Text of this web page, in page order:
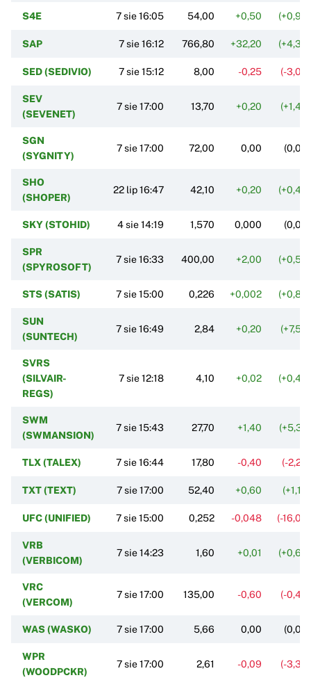
S4E 7 sie 16:05 54,00 +0,50
SAP 7 sie 16:12 766,80 +32,20
SED (SEDIVIO) 7 sie 15:12 8,00 -0,25 (-
SEV
(SEVENET)
7 sie 17:00 13,70 +0,20
SGN
(SYGNITY)
7 sie 17:00 72,00 0,00
SHO
(SHOPER)
22 lip 16:47 42,10 +0,20
SKY (STOHID) 4 sie 14:19 1,570 0,000
SPR
(SPYROSOFT)
7 sie 16:33 400,00 +2,00
STS (SATIS) 7 sie 15:00 0,226 +0,002
SUN
(SUNTECH)
7 sie 16:49 2,84 +0,20
SVRS
(SILVAIR-
REGS)
7 sie 12:18 4,10 +0,02
SWM
(SWMANSION)
7 sie 15:43 27,70 +1,40
TLX (TALEX) 7 sie 16:44 17,80 -0,40 (-
TXT (TEXT) 7 sie 17:00 52,40 +0,60
UFC (UNIFIED) 7 sie 15:00 0,252 -0,048 (-
VRB
(VERBICOM)
7 sie 14:23 1,60 +0,01
VRC
(VERCOM)
7 sie 17:00 135,00 -0,60 (-
WAS (WASKO) 7 sie 17:00 5,66 0,00
WPR
(WOODPCKR)
7 sie 17:00 2,61 -0,09 (-